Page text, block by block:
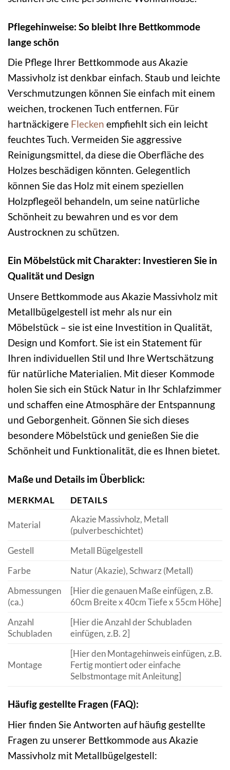
Pflegehinweise: So bleibt Ihre Bettkommode
lange schön
Die Pflege Ihrer Bettkommode aus Akazie
Massivholz ist denkbar einfach. Staub und leichte
Verschmutzungen können Sie einfach mit einem
weichen, trockenen Tuch entfernen. Für
hartnäckigere Flecken empfiehlt sich ein leicht
feuchtes Tuch. Vermeiden Sie aggressive
Reinigungsmittel, da diese die Oberfläche des
Holzes beschädigen könnten. Gelegentlich
können Sie das Holz mit einem speziellen
Holzpflegeöl behandeln, um seine natürliche
Schönheit zu bewahren und es vor dem
Austrocknen zu schützen.
Ein Möbelstück mit Charakter: Investieren Sie in
Qualität und Design
Unsere Bettkommode aus Akazie Massivholz mit
Metallbügelgestell ist mehr als nur ein
Möbelstück – sie ist eine Investition in Qualität,
Design und Komfort. Sie ist ein Statement für
Ihren individuellen Stil und Ihre Wertschätzung
für natürliche Materialien. Mit dieser Kommode
holen Sie sich ein Stück Natur in Ihr Schlafzimmer
und schaffen eine Atmosphäre der Entspannung
und Geborgenheit. Gönnen Sie sich dieses
besondere Möbelstück und genießen Sie die
Schönheit und Funktionalität, die es Ihnen bietet.
Maße und Details im Überblick:
MERKMAL DETAILS
Material
Akazie Massivholz, Metall
(pulverbeschichtet)
Gestell
Metall Bügelgestell
Farbe
Natur (Akazie), Schwarz (Metall)
Abmessungen
(ca.)
[Hier die genauen Maße einfügen, z.B.
60cm Breite x 40cm Tiefe x 55cm Höhe]
Anzahl
Schubladen
[Hier die Anzahl der Schubladen
einfügen, z.B. 2]
Montage
[Hier den Montagehinweis einfügen, z.B.
Fertig montiert oder einfache
Selbstmontage mit Anleitung]
Häufig gestellte Fragen (FAQ):
Hier finden Sie Antworten auf häufig gestellte
Fragen zu unserer Bettkommode aus Akazie
Massivholz mit Metallbügelgestell: